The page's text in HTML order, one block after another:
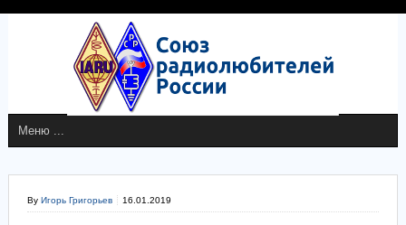
By Игорь Григорьев 16.01.2019